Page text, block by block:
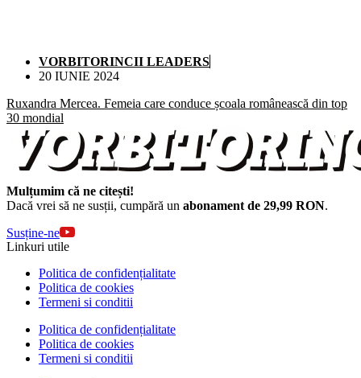
VORBITORINCII LEADERS
20 IUNIE 2024
Ruxandra Mercea. Femeia care conduce școala românească din top
30 mondial
Mulțumim că ne citești!
Dacă vrei să ne susții, cumpără un abonament de 29,99 RON.
Susține-ne
Linkuri utile
Politica de confidențialitate
Politica de cookies
Termeni si conditii
Politica de confidențialitate
Politica de cookies
Termeni si conditii